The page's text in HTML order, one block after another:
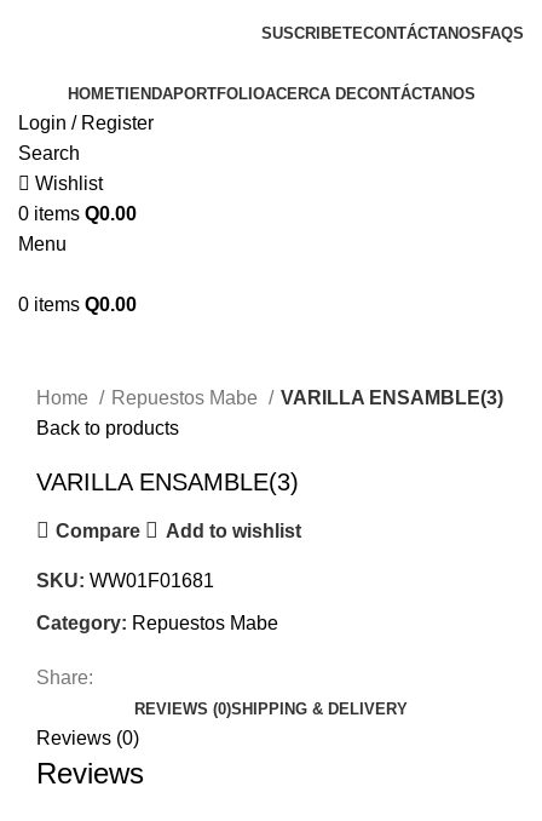
SUSCRIBETECONTÁCTANOS FAQS
HOMETIENDAPORTFOLIOACERCA DECONTÁCTANOS
Login / Register
Search
Wishlist
0 items Q0.00
Menu
0 items Q0.00
Home
Repuestos Mabe
VARILLA ENSAMBLE(3)
Back to products
VARILLA ENSAMBLE(3)
Compare Add to wishlist
SKU: WW01F01681
Category: Repuestos Mabe
Share:
REVIEWS (0)SHIPPING & DELIVERY
Reviews (0)
Reviews